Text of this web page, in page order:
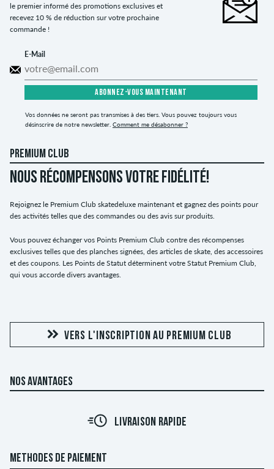
le premier informé des promotions exclusives et
recevez 10 % de réduction sur votre prochaine
commande !
E-Mail
ABONNEZ-VOUS MAINTENANT
Vos données ne seront pas transmises à des tiers. Vous pouvez toujours vous
désinscrire de notre newsletter. Comment me désabonner ?
PREMIUM CLUB
NOUS RÉCOMPENSONS VOTRE FIDÉLITÉ!
Rejoignez le Premium Club skatedeluxe maintenant et gagnez des points pour
des activités telles que des commandes ou des avis sur produits.
Vous pouvez échanger vos Points Premium Club contre des récompenses
exclusives telles que des planches signées, des articles de skate, des accessoires
et des coupons. Les Points de Statut déterminent votre Statut Premium Club,
qui vous accorde divers avantages.
VERS L'INSCRIPTION AU PREMIUM CLUB
NOS AVANTAGES
LIVRAISON RAPIDE
METHODES DE PAIEMENT